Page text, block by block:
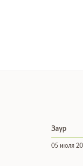
Заур
05 июля